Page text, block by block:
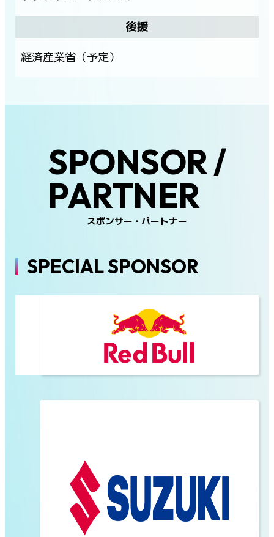
後援
経済産業省（予定）
SPONSOR /
PARTNER
スポンサー・パートナー
SPECIAL SPONSOR